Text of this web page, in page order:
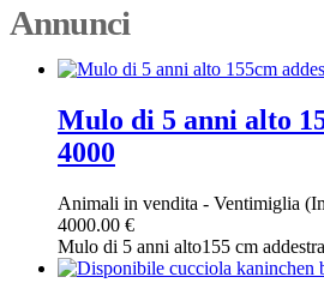
Annunci
Mulo di 5 anni alto
4000
Animali in vendita - Ventimiglia
4000.00 €
Mulo di 5 anni alto155 cm